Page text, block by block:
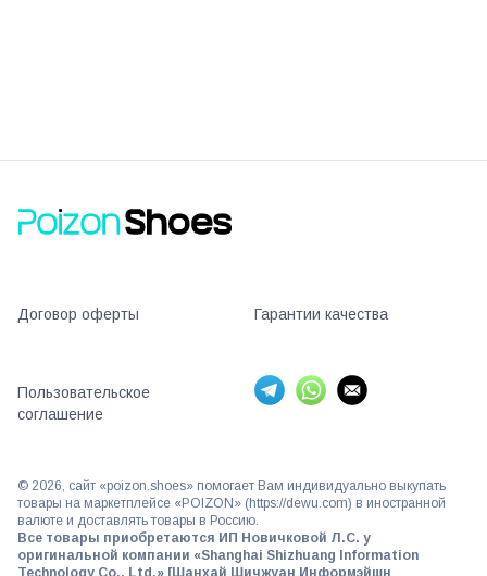
Договор оферты Гарантии качества
Пользовательское
соглашение
© 2026, сайт «poizon.shoes» помогает Вам индивидуально выкупать
товары на маркетплейсе «POIZON» (https://dewu.com) в иностранной
валюте и доставлять товары в Россию.
Все товары приобретаются ИП Новичковой Л.С. у
оригинальной компании «Shanghai Shizhuang Information